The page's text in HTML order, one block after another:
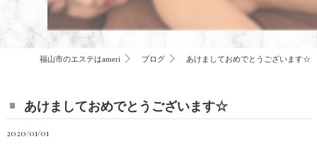
福山市のエステはameri ブログ あけましておめでとうございます☆
あけましておめでとうございます☆
2020/01/01